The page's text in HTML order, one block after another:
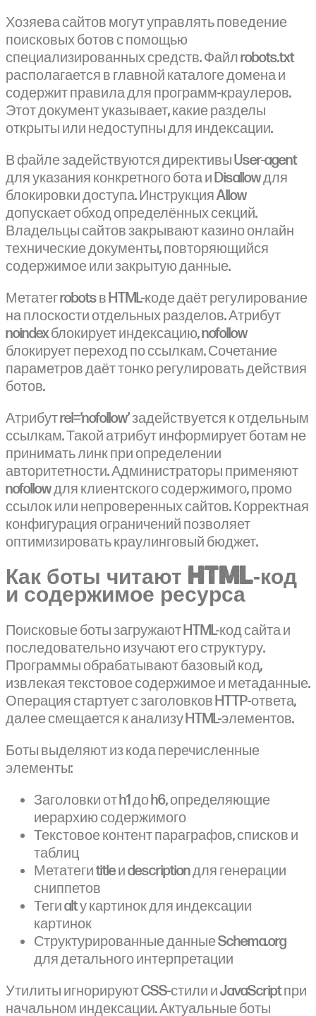
Хозяева сайтов могут управлять поведение
поисковых ботов с помощью
специализированных средств. Файл robots.txt
располагается в главной каталоге домена и
содержит правила для программ-краулеров.
Этот документ указывает, какие разделы
открыты или недоступны для индексации.
В файле задействуются директивы User-agent
для указания конкретного бота и Disallow для
блокировки доступа. Инструкция Allow
допускает обход определённых секций.
Владельцы сайтов закрывают казино онлайн
технические документы, повторяющийся
содержимое или закрытую данные.
Метатег robots в HTML-коде даёт регулирование
на плоскости отдельных разделов. Атрибут
noindex блокирует индексацию, nofollow
блокирует переход по ссылкам. Сочетание
параметров даёт тонко регулировать действия
ботов.
Атрибут rel=’nofollow’ задействуется к отдельным
ссылкам. Такой атрибут информирует ботам не
принимать линк при определении
авторитетности. Администраторы применяют
nofollow для клиентского содержимого, промо
ссылок или непроверенных сайтов. Корректная
конфигурация ограничений позволяет
оптимизировать краулинговый бюджет.
Как боты читают HTML‑код
и содержимое ресурса
Поисковые боты загружают HTML-код сайта и
последовательно изучают его структуру.
Программы обрабатывают базовый код,
извлекая текстовое содержимое и метаданные.
Операция стартует с заголовков HTTP-ответа,
далее смещается к анализу HTML-элементов.
Боты выделяют из кода перечисленные
элементы:
Заголовки от h1 до h6, определяющие
иерархию содержимого
Текстовое контент параграфов, списков и
таблиц
Метатеги title и description для генерации
сниппетов
Теги alt у картинок для индексации
картинок
Структурированные данные Schema.org
для детального интерпретации
Утилиты игнорируют CSS-стили и JavaScript при
начальном индексации. Актуальные боты